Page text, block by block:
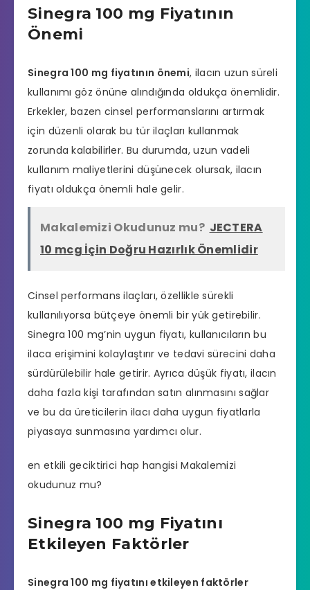
Sinegra 100 mg Fiyatının
Önemi
Sinegra 100 mg fiyatının önemi, ilacın uzun süreli
kullanımı göz önüne alındığında oldukça önemlidir.
Erkekler, bazen cinsel performanslarını artırmak
için düzenli olarak bu tür ilaçları kullanmak
zorunda kalabilirler. Bu durumda, uzun vadeli
kullanım maliyetlerini düşünecek olursak, ilacın
fiyatı oldukça önemli hale gelir.
Makalemizi Okudunuz mu? JECTERA
10 mcg İçin Doğru Hazırlık Önemlidir
Cinsel performans ilaçları, özellikle sürekli
kullanılıyorsa bütçeye önemli bir yük getirebilir.
Sinegra 100 mg’nin uygun fiyatı, kullanıcıların bu
ilaca erişimini kolaylaştırır ve tedavi sürecini daha
sürdürülebilir hale getirir. Ayrıca düşük fiyatı, ilacın
daha fazla kişi tarafından satın alınmasını sağlar
ve bu da üreticilerin ilacı daha uygun fiyatlarla
piyasaya sunmasına yardımcı olur.
en etkili geciktirici hap hangisi Makalemizi
okudunuz mu?
Sinegra 100 mg Fiyatını
Etkileyen Faktörler
Sinegra 100 mg fiyatını etkileyen faktörler